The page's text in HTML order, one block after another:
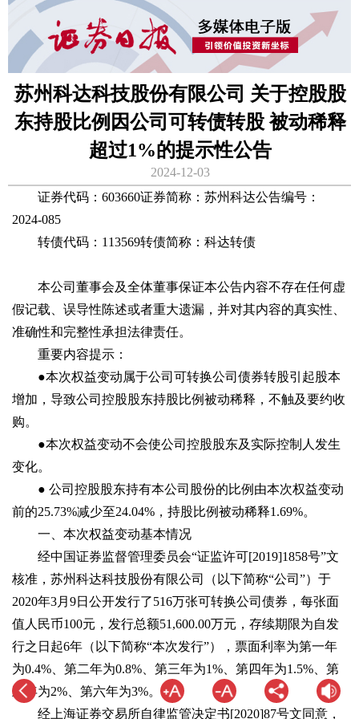
苏州科达科技股份有限公司 关于控股股
东持股比例因公司可转债转股 被动稀释
超过1%的提示性公告
2024-12-03
证券代码：603660证券简称：苏州科达公告编号：
2024-085
转债代码：113569转债简称：科达转债
本公司董事会及全体董事保证本公告内容不存在任何虚
假记载、误导性陈述或者重大遗漏，并对其内容的真实性、
准确性和完整性承担法律责任。
重要内容提示：
●本次权益变动属于公司可转换公司债券转股引起股本
增加，导致公司控股股东持股比例被动稀释，不触及要约收
购。
●本次权益变动不会使公司控股股东及实际控制人发生
变化。
● 公司控股股东持有本公司股份的比例由本次权益变动
前的25.73%减少至24.04%，持股比例被动稀释1.69%。
一、本次权益变动基本情况
经中国证券监督管理委员会“证监许可[2019]1858号”文
核准，苏州科达科技股份有限公司（以下简称“公司”）于
2020年3月9日公开发行了516万张可转换公司债券，每张面
值人民币100元，发行总额51,600.00万元，存续期限为自发
行之日起6年（以下简称“本次发行”），票面利率为第一年
为0.4%、第二年为0.8%、第三年为1%、第四年为1.5%、第
五年为2%、第六年为3%。
经上海证券交易所自律监管决定书[2020]87号文同意，